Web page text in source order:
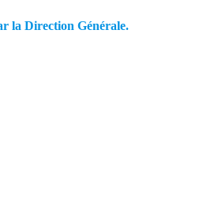
la Direction Générale.